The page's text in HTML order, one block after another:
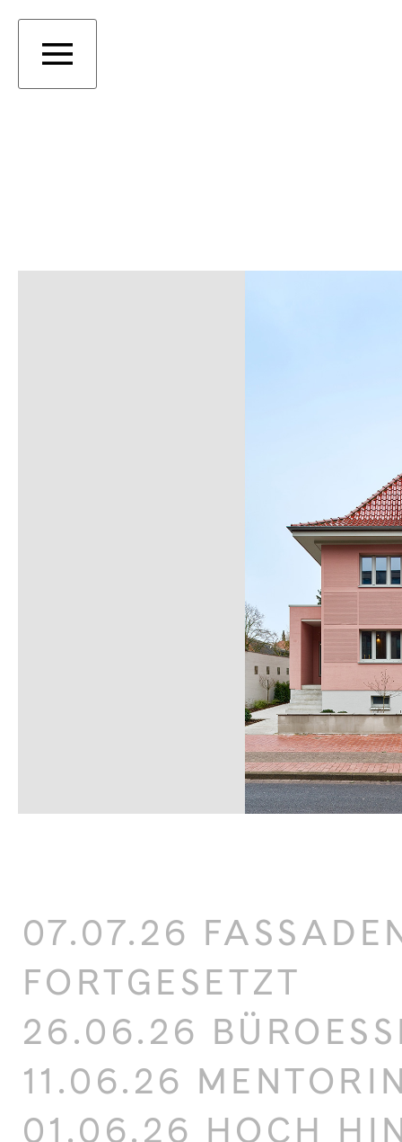
07.07.26
FORTGESETZT
26.06.26
11.06.26
01.06.26 HOCH
PROJEKTE